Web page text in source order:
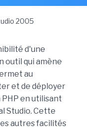
d'une
outil qui amène
au
et de déployer
en utilisant
Studio. Cette
autres facilités